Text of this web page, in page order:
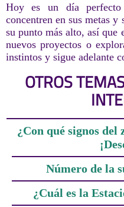
Hoy es un día perfecto
concentren en sus metas y
su punto más alto, así que
nuevos proyectos o
instintos y sigue adelante
OTROS
¿Con qué signos del
Número de la
¿Cuál es la